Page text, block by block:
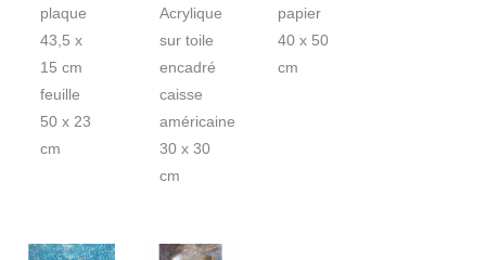
plaque
43,5 x
15 cm
feuille
50 x 23
cm
Acrylique
sur toile
encadré
caisse
américaine
30 x 30
cm
papier
40 x 50
cm